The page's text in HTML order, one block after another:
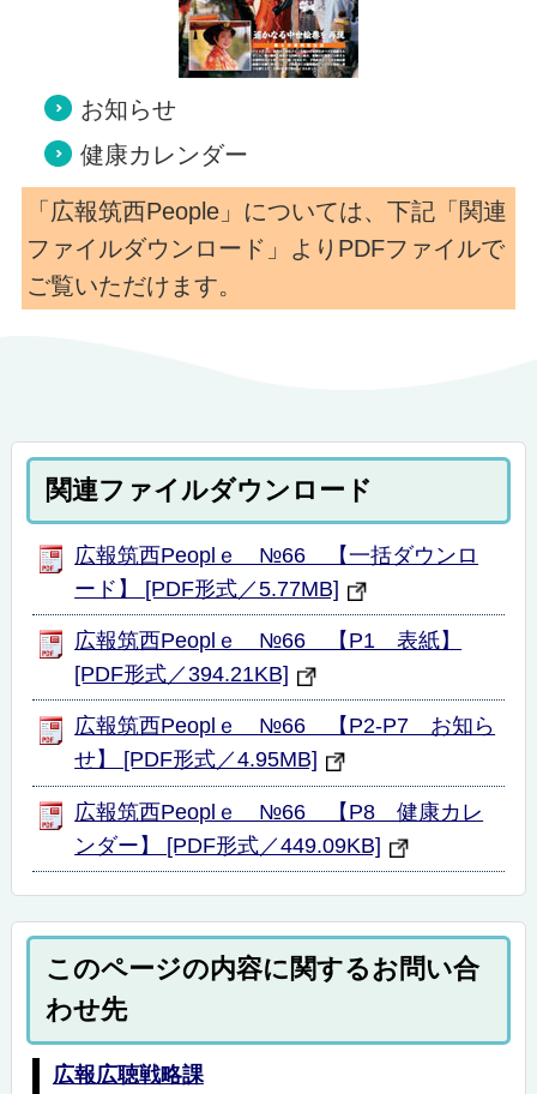
お知らせ
健康カレンダー
「広報筑西People」については、下記「関連
ファイルダウンロード」よりPDFファイルで
ご覧いただけます。
関連ファイルダウンロード
広報筑西Peoplｅ №66 【一括ダウンロ
ード】 [PDF形式／5.77MB]
広報筑西Peoplｅ №66 【P1 表紙】
[PDF形式／394.21KB]
広報筑西Peoplｅ №66 【P2-P7 お知ら
せ】 [PDF形式／4.95MB]
広報筑西Peoplｅ №66 【P8 健康カレ
ンダー】 [PDF形式／449.09KB]
このページの内容に関するお問い合
わせ先
広報広聴戦略課